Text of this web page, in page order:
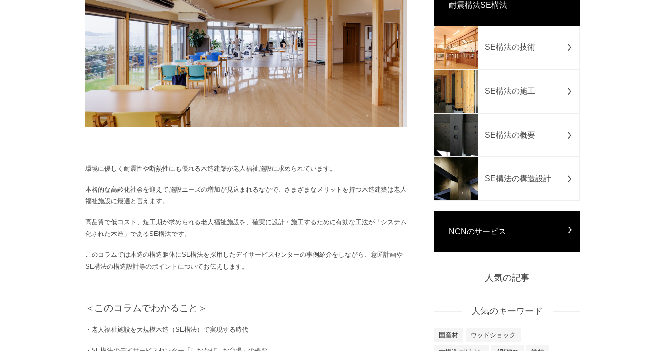
環境に優しく耐震性や断熱性にも優れる木造建築が老人福祉施設に求められています。
本格的な高齢化社会を迎えて施設ニーズの増加が見込まれるなかで、さまざまなメリットを持つ木造建築は老人
福祉施設に最適と言えます。
高品質で低コスト、短工期が求められる老人福祉施設を、確実に設計・施工するために有効な工法が「システム
化された木造」であるSE構法です。
このコラムでは木造の構造躯体にSE構法を採用したデイサービスセンターの事例紹介をしながら、意匠計画や
SE構法の構造設計等のポイントについてお伝えします。
＜このコラムでわかること＞
・ 老人福祉施設を大規模木造 （SE構法） で実現する時代
耐震構法SE構法
SE構法の技術
SE構法の施工
SE構法の概要
SE構法の構造設計
NCNのサービス
人気の記事
人気のキーワード
国産材 ウッドショック